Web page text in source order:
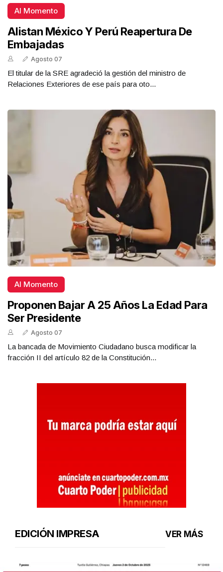
Al Momento
Alistan México Y Perú Reapertura De
Embajadas
Agosto 07
El titular de la SRE agradeció la gestión del ministro de
Relaciones Exteriores de ese país para oto...
Al Momento
Proponen Bajar A 25 Años La Edad Para
Ser Presidente
Agosto 07
La bancada de Movimiento Ciudadano busca modificar la
fracción II del artículo 82 de la Constitución...
EDICIÓN IMPRESA VER MÁS